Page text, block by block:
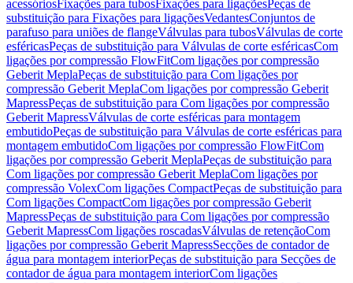
acessóriosFixações para tubosFixações para ligaçõesPeças de
substituição para Fixações para ligaçõesVedantesConjuntos de
parafuso para uniões de flangeVálvulas para tubosVálvulas de corte
esféricasPeças de substituição para Válvulas de corte esféricasCom
ligações por compressão FlowFitCom ligações por compressão
Geberit MeplaPeças de substituição para Com ligações por
compressão Geberit MeplaCom ligações por compressão Geberit
MapressPeças de substituição para Com ligações por compressão
Geberit MapressVálvulas de corte esféricas para montagem
embutidoPeças de substituição para Válvulas de corte esféricas para
montagem embutidoCom ligações por compressão FlowFitCom
ligações por compressão Geberit MeplaPeças de substituição para
Com ligações por compressão Geberit MeplaCom ligações por
compressão VolexCom ligações CompactPeças de substituição para
Com ligações CompactCom ligações por compressão Geberit
MapressPeças de substituição para Com ligações por compressão
Geberit MapressCom ligações roscadasVálvulas de retençãoCom
ligações por compressão Geberit MapressSecções de contador de
água para montagem interiorPeças de substituição para Secções de
contador de água para montagem interiorCom ligações